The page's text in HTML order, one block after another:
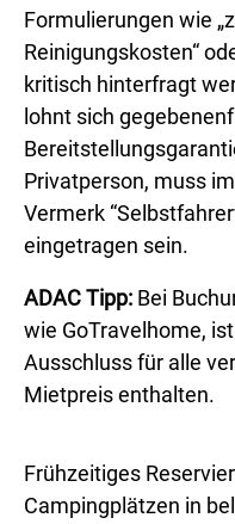
Formulierungen wie
Reinigungskosten“
kritisch hinterfragt
lohnt sich
Privatperson, muss
Vermerk
eingetragen sein.
ADAC Tipp: Bei
wie GoTravelhome,
Ausschluss für alle
Mietpreis enthalten.
Frühzeitiges
Campingplätzen in